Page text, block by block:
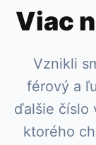
Viac
Vznikli
férový a
ďalšie číslo
ktorého